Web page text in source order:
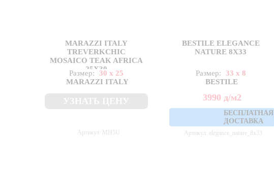
MARAZZI ITALY
TREVERKCHIC
MOSAICO TEAK AFRICA
25X30
Размер:
30 x 25
MARAZZI ITALY
Артикул: MH5U
BESTILE ELEGANCE
NATURE 8X33
Размер:
33 x 8
BESTILE
3990 д/м2
БЕСПЛАТНАЯ
ДОСТАВКА
Артикул: elegance_nature_8x33